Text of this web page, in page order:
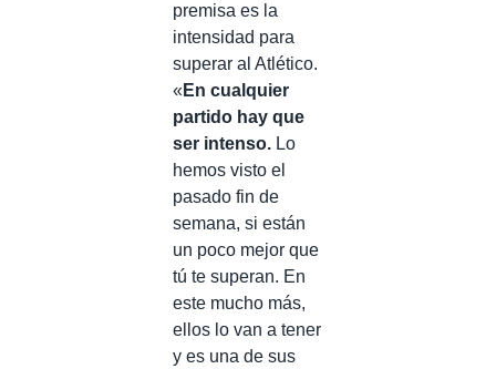
premisa es la
intensidad para
superar al Atlético.
« En cualquier
partido hay que
ser intenso. Lo
hemos visto el
pasado fin de
semana, si están
un poco mejor que
tú te superan. En
este mucho más,
ellos lo van a tener
y es una de sus